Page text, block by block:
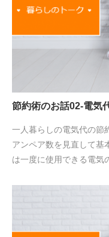
節約術のお話02-電気
一人暮らしの電気代の節
アンペア数を見直して基
は一度に使用できる電気